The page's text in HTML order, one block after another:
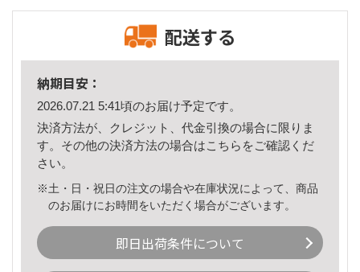
配送する
納期目安：
2026.07.21 5:41頃のお届け予定です。
決済方法が、クレジット、代金引換の場合に限りま
す。その他の決済方法の場合はこちら をご確認くだ
さい。
※土・日・祝日の注文の場合や在庫状況によって、商品
のお届けにお時間をいただく場合がございます。
即日出荷条件について